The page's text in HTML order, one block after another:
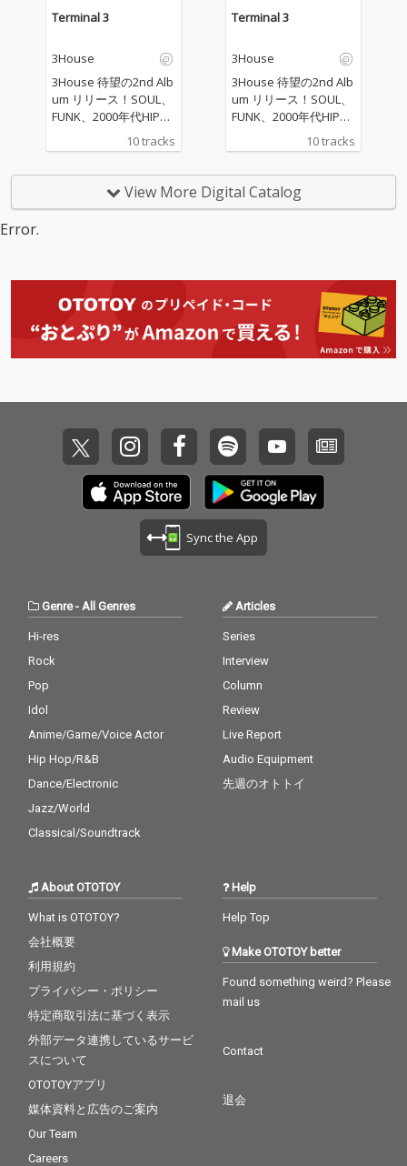
Terminal 3
3House
3House 待望の2nd Alb
um リリース！SOUL、
FUNK、2000年代HIPH
OP/R&Bなどからイン
スパイアされた幅広い
による全曲プロデュー
10 tracks
Terminal 3
3House
3House 待望の2nd Alb
um リリース！SOUL、
FUNK、2000年代HIPH
OP/R&Bなどからイン
スパイアされた幅広い
は お馴染みのGooDee
による全曲プロデュー
10 tracks
View More Digital Catalog
Error.
Sync the App
Genre-All Genres
Hi-res
Rock
Pop
Idol
Anime/Game/Voice Actor
Hip Hop/R&B
Dance/Electronic
Jazz/World
Classical/Soundtrack
Articles
Series
Interview
Column
Review
Live Report
Audio Equipment
先週のオトトイ
About OTOTOY
What is OTOTOY?
会社概要
利用規約
プライバシー・ポリシー
特定商取引法に基づく表示
外部データ連携しているサービ
スについて
OTOTOYアプリ
媒体資料と広告のご案内
Our Team
Careers
Help
Help Top
Make OTOTOY better
Found something weird? Please
mail us
Contact
退会